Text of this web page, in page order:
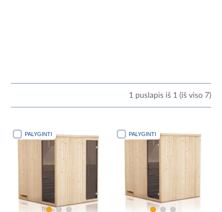
1 puslapis iš 1 (iš viso 7)
PALYGINTI PALYGINTI